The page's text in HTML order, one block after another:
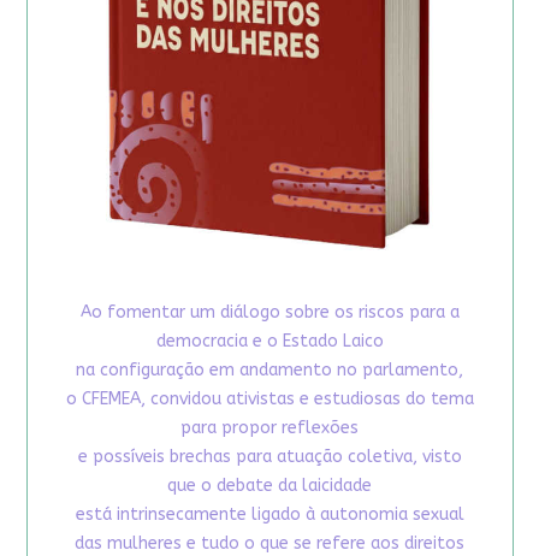
Ao fomentar um diálogo sobre os riscos para a
democracia e o Estado Laico
na configuração em andamento no parlamento,
o CFEMEA, convidou ativistas e estudiosas do tema
para propor reflexões
e possíveis brechas para atuação coletiva, visto
que o debate da laicidade
está intrinsecamente ligado à autonomia sexual
das mulheres e tudo o que se refere aos direitos